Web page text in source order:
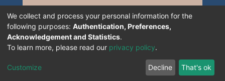
We collect and process your personal information for the
following purposes: Authentication, Preferences,
Acknowledgement and Statistics.
To learn more, please read our privacy policy.
Customize Decline That's ok